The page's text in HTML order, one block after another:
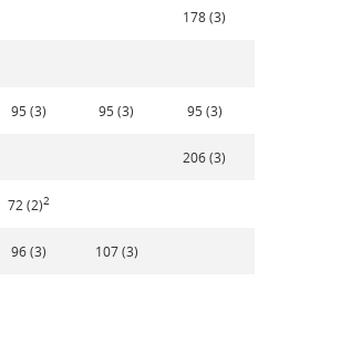
178 (3)
95 (3) 95 (3) 95 (3)
206 (3)
72 (2)2
96 (3) 107 (3)